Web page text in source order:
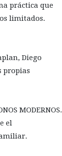
práctica que
limitados.
Diego
propias
MODERNOS.
el